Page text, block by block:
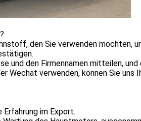
den Sie verwenden möchten,
und den Firmennamen mitteilen,
Wechat verwenden, können Sie uns
im Export.